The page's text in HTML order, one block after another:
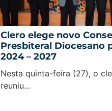
Clero elege novo
Presbiteral Diocesano
2024 – 2027
Nesta quinta-feira (27), o
reuniu...